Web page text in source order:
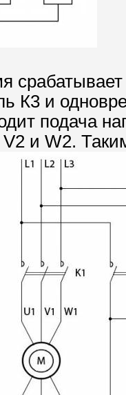
К3 и
подача
V2 и W2.